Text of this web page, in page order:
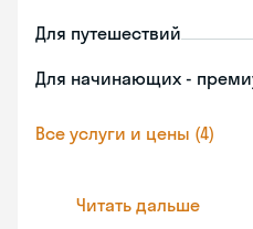
Для путешествий
Для начинающих -
Все услуги и цены (4)
Читать дальше